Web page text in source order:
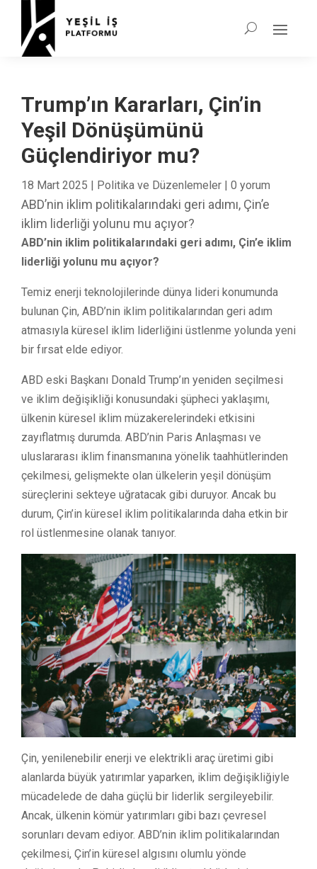
Trump’ın Kararları, Çin’in
Yeşil Dönüşümünü
Güçlendiriyor mu?
18 Mart 2025 | Politika ve Düzenlemeler | 0 yorum
ABD’nin iklim politikalarındaki geri adımı, Çin’e
iklim liderliği yolunu mu açıyor?
ABD’nin iklim politikalarındaki geri adımı, Çin’e iklim
liderliği yolunu mu açıyor?
Temiz enerji teknolojilerinde dünya lideri konumunda
bulunan Çin, ABD’nin iklim politikalarından geri adım
atmasıyla küresel iklim liderliğini üstlenme yolunda yeni
bir fırsat elde ediyor.
ABD eski Başkanı Donald Trump’ın yeniden seçilmesi
ve iklim değişikliği konusundaki şüpheci yaklaşımı,
ülkenin küresel iklim müzakerelerindeki etkisini
zayıflatmış durumda. ABD’nin Paris Anlaşması ve
uluslararası iklim finansmanına yönelik taahhütlerinden
çekilmesi, gelişmekte olan ülkelerin yeşil dönüşüm
süreçlerini sekteye uğratacak gibi duruyor. Ancak bu
durum, Çin’in küresel iklim politikalarında daha etkin bir
rol üstlenmesine olanak tanıyor.
Çin, yenilenebilir enerji ve elektrikli araç üretimi gibi
alanlarda büyük yatırımlar yaparken, iklim değişikliğiyle
mücadelede de daha güçlü bir liderlik sergileyebilir.
Ancak, ülkenin kömür yatırımları gibi bazı çevresel
sorunları devam ediyor. ABD’nin iklim politikalarından
çekilmesi, Çin’in küresel algısını olumlu yönde